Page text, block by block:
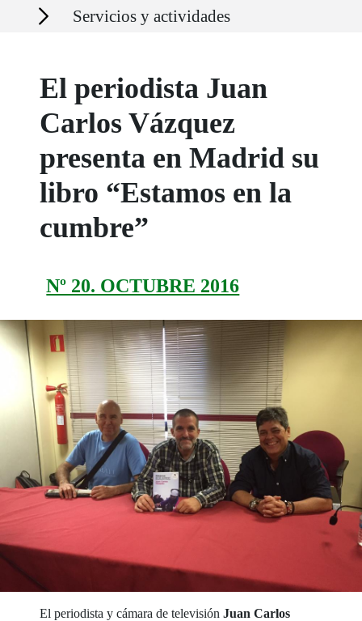
Secciones Servicios y actividades
El periodista Juan
Carlos Vázquez
presenta en Madrid su
libro “Estamos en la
cumbre”
Nº 20. OCTUBRE 2016
El periodista y cámara de televisiónJuan Carlos